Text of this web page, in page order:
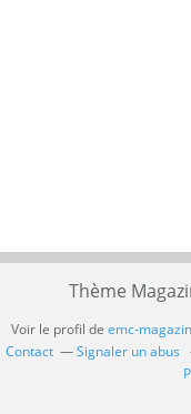
Thème
Voir le profil de emc-
Contact
Signaler un abus